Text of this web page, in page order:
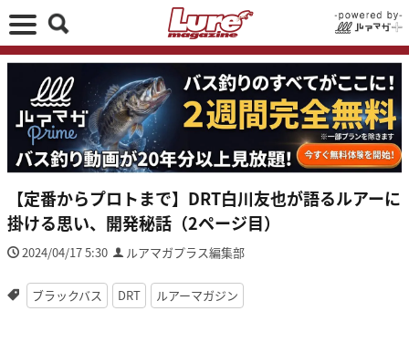
【定番からプロトまで】DRT白川友也が語るルアーに
掛ける思い、開発秘話（2ページ目）
2024/04/17 5:30 ルアマガプラス編集部
ブラックバス DRT ルアーマガジン